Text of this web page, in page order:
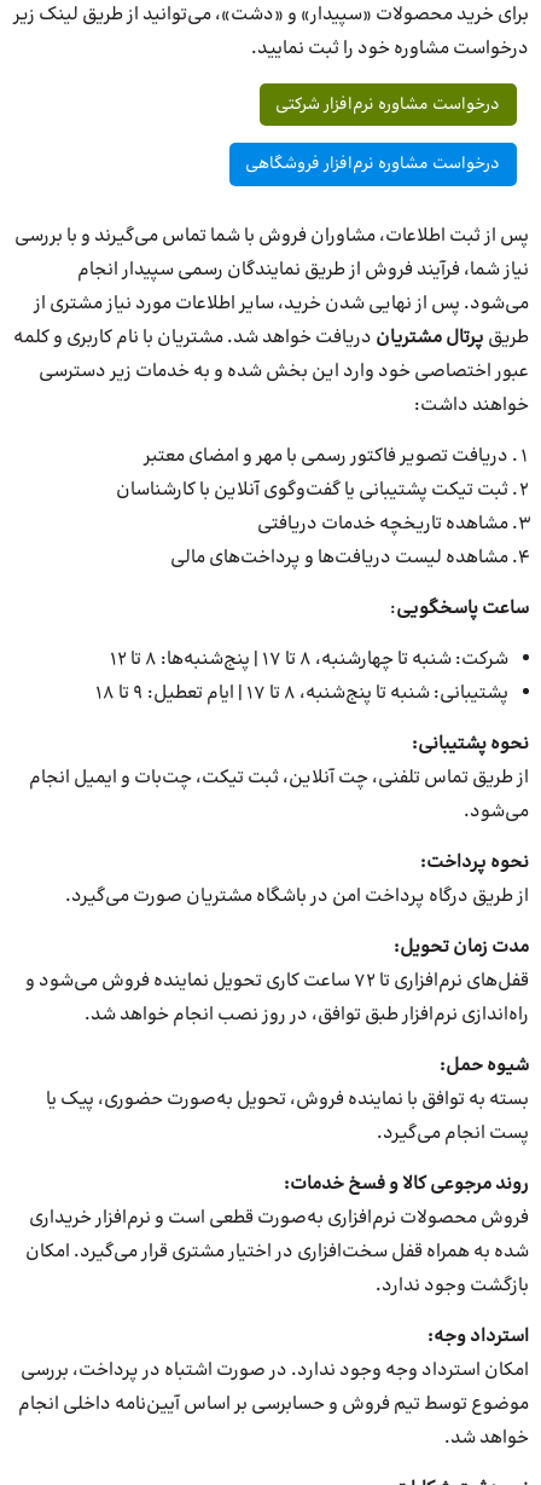
برای خرید محصولات «سپیدار» و «دشت»، می‌توانید از طریق لینک زیر
درخواست مشاوره خود را ثبت نمایید.
درخواست مشاوره نرم‌افزار شرکتی
درخواست مشاوره نرم‌افزار فروشگاهی
پس از ثبت اطلاعات، مشاوران فروش با شما تماس می‌گیرند و با بررسی
نیاز شما، فرآیند فروش از طریق نمایندگان رسمی سپیدار انجام
می‌شود. پس از نهایی شدن خرید، سایر اطلاعات مورد نیاز مشتری از
طریق پرتال مشتریان دریافت خواهد شد. مشتریان با نام کاربری و کلمه
عبور اختصاصی خود وارد این بخش شده و به خدمات زیر دسترسی
خواهند داشت:
دریافت تصویر فاکتور رسمی با مهر و امضای معتبر
ثبت تیکت پشتیبانی یا گفت‌وگوی آنلاین با کارشناسان
مشاهده تاریخچه خدمات دریافتی
مشاهده لیست دریافت‌ها و پرداخت‌های مالی
ساعت پاسخگویی:
شرکت: شنبه تا چهارشنبه، ۸ تا ۱۷ | پنج‌شنبه‌ها: ۸ تا ۱۲
پشتیبانی: شنبه تا پنج‌شنبه، ۸ تا ۱۷ | ایام تعطیل: ۹ تا ۱۸
نحوه پشتیبانی:
از طریق تماس تلفنی، چت آنلاین، ثبت تیکت، چت‌بات و ایمیل انجام
می‌شود.
نحوه پرداخت:
از طریق درگاه پرداخت امن در باشگاه مشتریان صورت می‌گیرد.
مدت زمان تحویل:
قفل‌های نرم‌افزاری تا ۷۲ ساعت کاری تحویل نماینده فروش می‌شود و
راه‌اندازی نرم‌افزار طبق توافق، در روز نصب انجام خواهد شد.
شیوه حمل:
بسته به توافق با نماینده فروش، تحویل به‌صورت حضوری، پیک یا
پست انجام می‌گیرد.
روند مرجوعی کالا و فسخ خدمات:
فروش محصولات نرم‌افزاری به‌صورت قطعی است و نرم‌افزار خریداری
شده به همراه قفل سخت‌افزاری در اختیار مشتری قرار می‌گیرد. امکان
بازگشت وجود ندارد.
استرداد وجه:
امکان استرداد وجه وجود ندارد. در صورت اشتباه در پرداخت، بررسی
موضوع توسط تیم فروش و حسابرسی بر اساس آیین‌نامه داخلی انجام
خواهد شد.